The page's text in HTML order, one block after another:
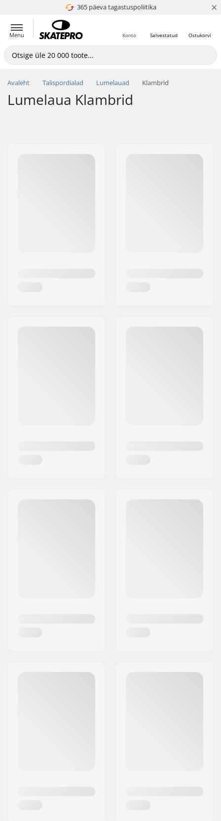
365 päeva tagastuspoliitika
4.8 paljaks 5 ×
Menu Ostukorvi
Salvestatud
Konto
Avaleht Talispordialad Lumelauad Klambrid
Lumelaua Klambrid